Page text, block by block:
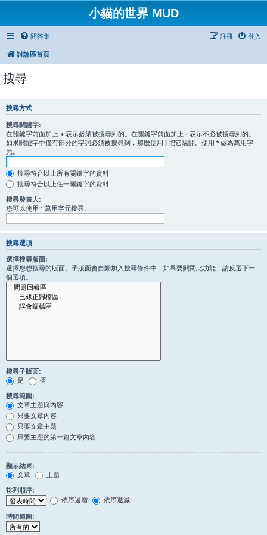
小貓的世界 MUD
問答集 登入
註冊
討論區首頁
搜尋
搜尋方式
搜尋關鍵字:
在關鍵字前面加上 + 表示必須被搜尋到的。在關鍵字前面加上 - 表示不必被搜尋到的。
如果關鍵字中僅有部分的字詞必須被搜尋到，那麼使用 | 把它隔開。使用 * 做為萬用字
元。
搜尋符合以上所有關鍵字的資料
搜尋符合以上任一關鍵字的資料
搜尋發表人:
您可以使用 * 萬用字元搜尋。
搜尋選項
選擇搜尋版面:
選擇您想搜尋的版面。子版面會自動加入搜尋條件中，如果要關閉此功能，請反選下一
個選項。
搜尋子版面:
是
否
搜尋範圍:
文章主題與內容
只要文章內容
只要文章主題
只要主題的第一篇文章內容
顯示結果:
文章
主題
排列順序:
依序遞增
依序遞減
時間範圍: